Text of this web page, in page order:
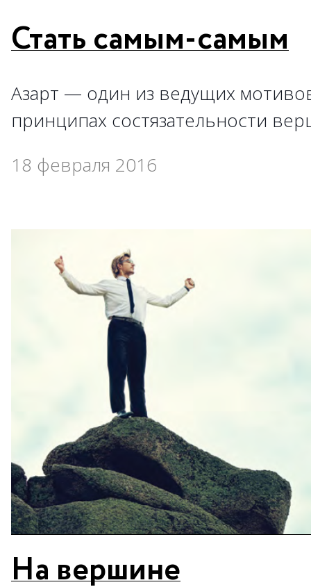
Стать самым-самым
Азарт — один из ведущих
принципах состязательности
18 февраля 2016
На вершине